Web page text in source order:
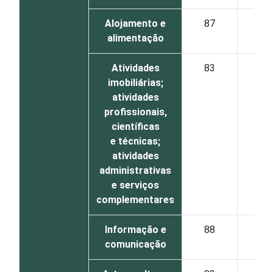
Alojamento e
alimentação
87
Atividades
imobiliárias;
atividades
profissionais,
científicas
e técnicas;
atividades
administrativas
e serviços
complementares
83
Informação e
comunicação
88